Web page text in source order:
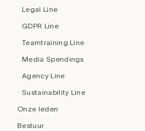
Legal Line
GDPR Line
Teamtraining Line
Media Spendings
Agency Line
Sustainability Line
Onze leden
Bestuur